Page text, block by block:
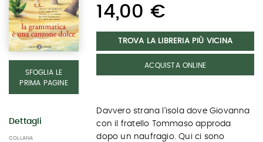
SFOGLIA LE
PRIMA PAGINE
Dettagli
COLLANA
14,00 €
TROVA LA LIBRERIA PIÙ VICINA
ACQUISTA ONLINE
Davvero strana l'isola dove Giovanna
con il fratello Tommaso approda
dopo un naufragio. Qui ci sono